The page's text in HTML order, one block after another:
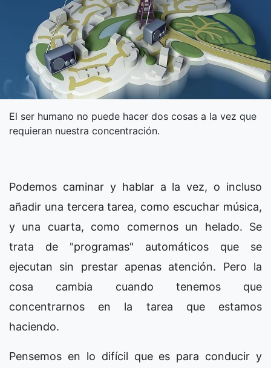
El ser humano no puede hacer dos cosas a la vez que
requieran nuestra concentración.
Podemos caminar y hablar a la vez, o incluso
añadir una tercera tarea, como escuchar música,
y una cuarta, como comernos un helado. Se
trata de "programas" automáticos que se
ejecutan sin prestar apenas atención. Pero la
cosa cambia cuando tenemos que
concentrarnos en la tarea que estamos
haciendo.
Pensemos en lo difícil que es para conducir y